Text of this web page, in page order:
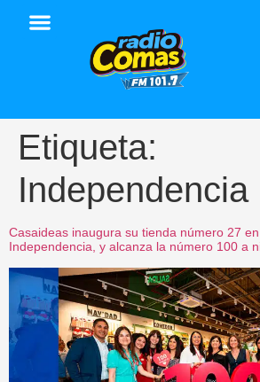
Etiqueta:
Independencia
Casaideas inaugura su tienda número 27
Independencia, y alcanza la número 100 a